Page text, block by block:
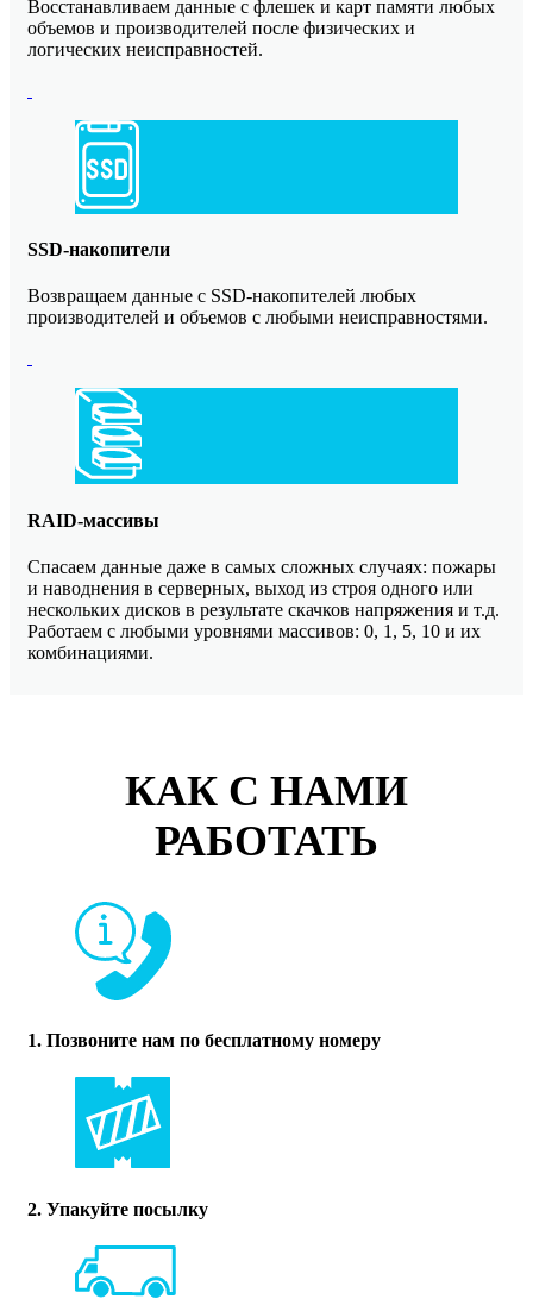
Восстанавливаем данные с флешек и карт памяти любых
объемов и производителей после физических и
логических неисправностей.
SSD-накопители
Возвращаем данные с SSD-накопителей любых
производителей и объемов с любыми неисправностями.
RAID-массивы
Спасаем данные даже в самых сложных случаях: пожары
и наводнения в серверных, выход из строя одного или
нескольких дисков в результате скачков напряжения и т.д.
Работаем с любыми уровнями массивов: 0, 1, 5, 10 и их
комбинациями.
КАК С НАМИ
РАБОТАТЬ
1. Позвоните нам по бесплатному номеру
2. Упакуйте посылку